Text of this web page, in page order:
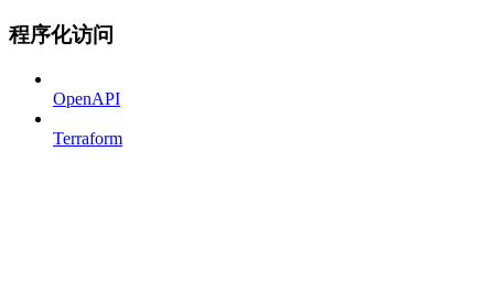
程序化访问
OpenAPI
Terraform